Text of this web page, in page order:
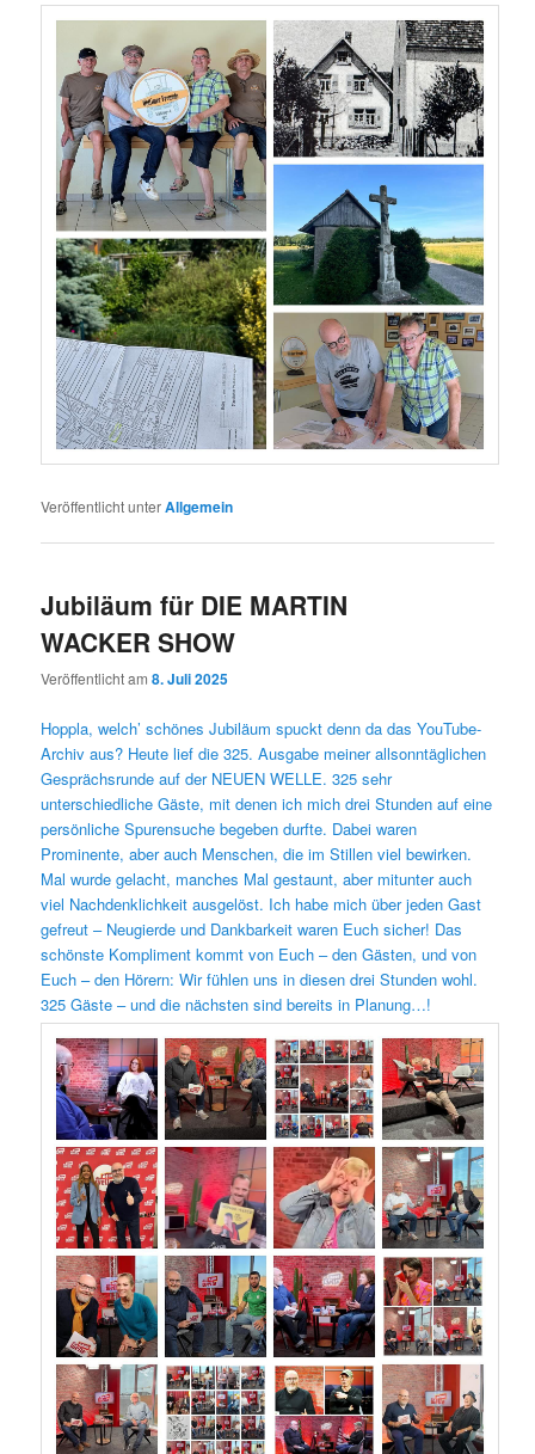
Veröffentlicht unterAllgemein
Jubiläum für DIE MARTIN
WACKER SHOW
Veröffentlicht am8. Juli 2025
Hoppla, welch’ schönes Jubiläum spuckt denn da das YouTube-
Archiv aus? Heute lief die 325. Ausgabe meiner allsonntäglichen
Gesprächsrunde auf der NEUEN WELLE. 325 sehr
unterschiedliche Gäste, mit denen ich mich drei Stunden auf eine
persönliche Spurensuche begeben durfte. Dabei waren
Prominente, aber auch Menschen, die im Stillen viel bewirken.
Mal wurde gelacht, manches Mal gestaunt, aber mitunter auch
viel Nachdenklichkeit ausgelöst. Ich habe mich über jeden Gast
gefreut – Neugierde und Dankbarkeit waren Euch sicher! Das
schönste Kompliment kommt von Euch – den Gästen, und von
Euch – den Hörern: Wir fühlen uns in diesen drei Stunden wohl.
325 Gäste – und die nächsten sind bereits in Planung…!